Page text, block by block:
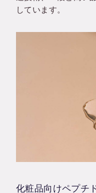
しています。
化粧品向けペプチ